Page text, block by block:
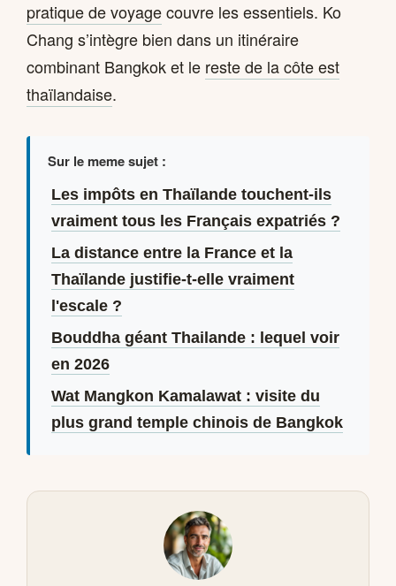
pratique de voyagecouvre les essentiels. Ko
Chang s’intègre bien dans un itinéraire
combinant Bangkok et le reste de la côte est
thaïlandaise.
Sur le meme sujet :
Les impôts en Thaïlande touchent-ils
vraiment tous les Français expatriés ?
La distance entre la France et la
Thaïlande justifie-t-elle vraiment
l'escale ?
Bouddha géant Thailande : lequel voir
en 2026
Wat Mangkon Kamalawat : visite du
plus grand temple chinois de Bangkok